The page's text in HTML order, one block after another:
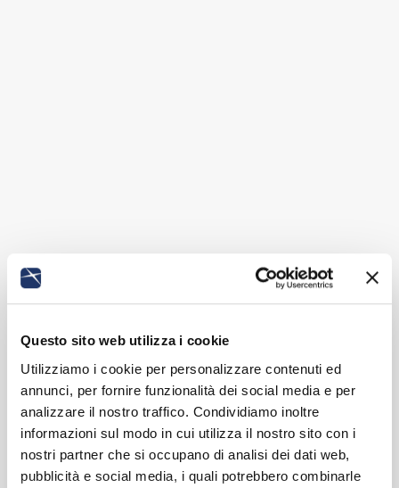
Questo sito web utilizza i cookie
Utilizziamo i cookie per personalizzare contenuti ed
annunci, per fornire funzionalità dei social media e per
analizzare il nostro traffico. Condividiamo inoltre
informazioni sul modo in cui utilizza il nostro sito con i
nostri partner che si occupano di analisi dei dati web,
pubblicità e social media, i quali potrebbero combinarle